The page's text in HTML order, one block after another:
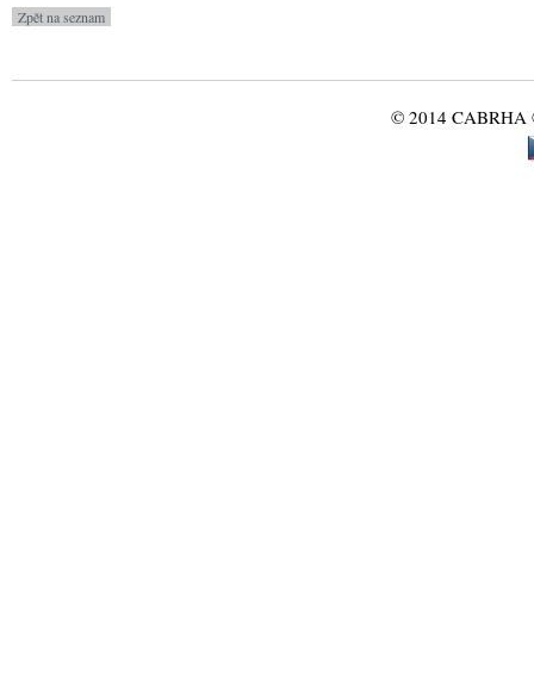
© 2014 CABRHA